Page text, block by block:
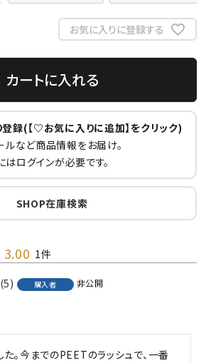
お気に入りに登録する
カートに入れる
録(【♡お気に入りに追加】をクリック)
ルなど商品情報をお届け。
ログインが必要です。
SHOP在庫検索
3.00 1
5 購入者
非公開
。今までのPEETのラッシュで、一番